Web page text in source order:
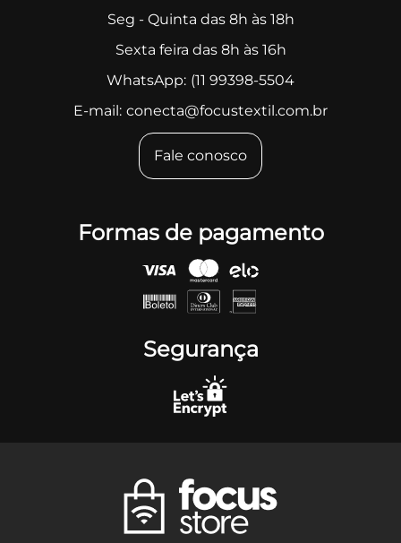
Seg - Quinta das 8h às 18h
Sexta feira das 8h às 16h
WhatsApp: (11 99398-5504
E-mail: conecta@focustextil.com.br
Fale conosco
Formas de pagamento
Segurança